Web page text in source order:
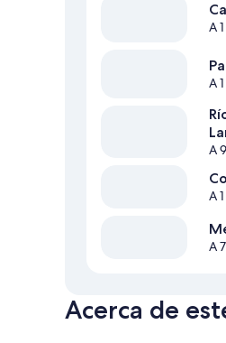
A
A
A
A
A
Acerca de